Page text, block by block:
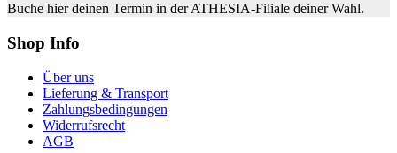
Buche hier deinen Termin in der ATHESIA-Filiale deiner Wahl.
Shop Info
Über uns
Lieferung & Transport
Zahlungsbedingungen
Widerrufsrecht
AGB